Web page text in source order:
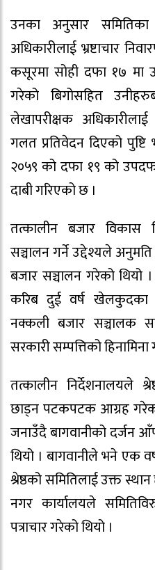
उनका अनुसार समितिका
अधिकारीलाई भ्रष्टाचार
कसूरमा सोही दफा १७ मा
गरेको बिगोसहित
लेखापरीक्षक
गलत प्रतिवेदन दिएको पुष्टि
२०५९ को दफा १९ को
दाबी गरिएको छ ।
तत्कालीन बजार विकास
सञ्चालन गर्ने उद्देश्यले
बजार सञ्चालन गरेको
करिब दुई वर्ष खेलकुदका
नक्कली बजार सञ्चालक
सरकारी सम्पत्तिको
तत्कालीन निर्देशनालयले
छाड्न पटकपटक आग्रह गरेको
जनाउँदै बागवानीको
थियो । बागवानीले भने एक
श्रेष्ठको समितिलाई उक्त
नगर कार्यालयले
पत्राचार गरेको थियो ।